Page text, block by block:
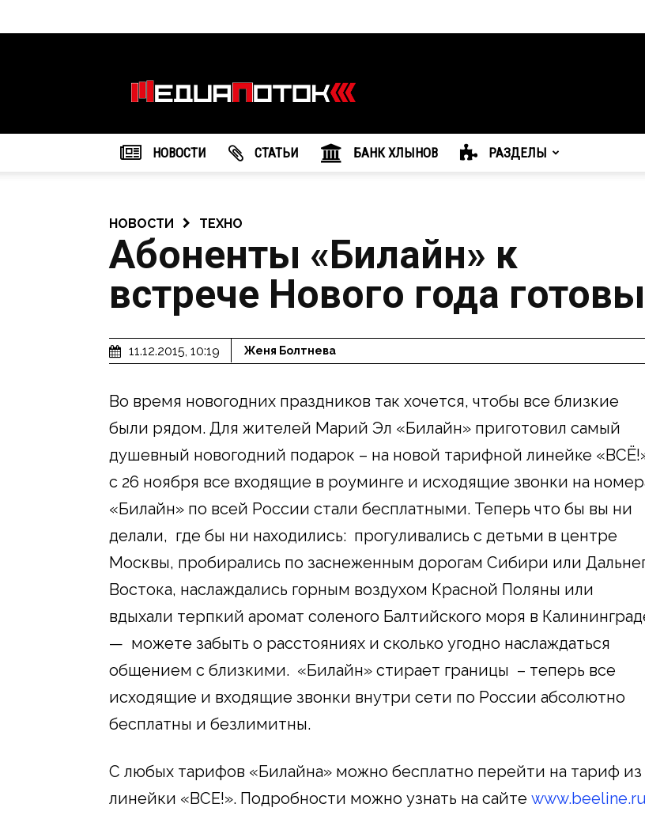
агентство
"МедиаПоток"
НОВОСТИ CТАТЬИ БАНК ХЛЫНОВ РАЗДЕЛЫ
НОВОСТИ ТЕХНО
Абоненты «Билайн» к
встрече Нового года
11.12.2015, 10:19 Женя Болтнева
Во время новогодних праздников так хочется, чтобы все близкие
были рядом. Для жителей Марий Эл «Билайн» приготовил самый
душевный новогодний подарок – на новой тарифной линейке
с 26 ноября все входящие в роуминге и исходящие звонки на
«Билайн» по всей России стали бесплатными. Теперь что бы вы ни
делали, где бы ни находились: прогуливались с детьми в центре
Москвы, пробирались по заснеженным дорогам Сибири или
Востока, наслаждались горным воздухом Красной Поляны или
вдыхали терпкий аромат соленого Балтийского моря в
— можете забыть о расстояниях и сколько угодно наслаждаться
общением с близкими. «Билайн» стирает границы – теперь все
исходящие и входящие звонки внутри сети по России абсолютно
бесплатны и безлимитны.
С любых тарифов «Билайна» можно бесплатно перейти на тариф из
линейки «ВСЕ!». Подробности можно узнать на сайте www.beeline.ru